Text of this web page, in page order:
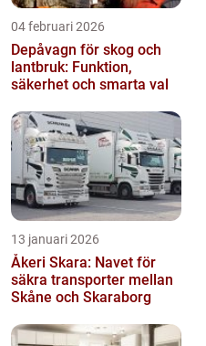
04 februari 2026
Depåvagn för skog och
lantbruk: Funktion,
säkerhet och smarta val
13 januari 2026
Åkeri Skara: Navet för
säkra transporter mellan
Skåne och Skaraborg